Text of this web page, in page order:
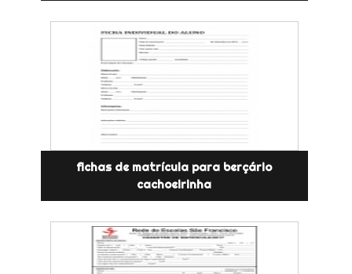
fichas de matrícula para berçário
cachoeirinha